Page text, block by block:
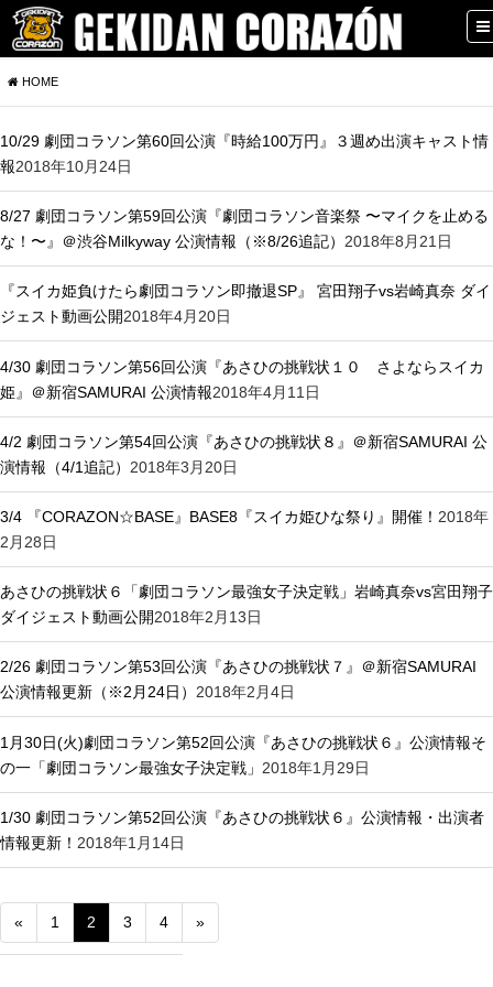
HOME
10/29 劇団コラソン第60回公演『時給100万円』３週め出演キャスト情
報2018年10月24日
8/27 劇団コラソン第59回公演『劇団コラソン音楽祭 〜マイクを止める
な！〜』＠渋谷Milkyway 公演情報（※8/26追記） 2018年8月21日
『スイカ姫負けたら劇団コラソン即撤退SP』 宮田翔子vs岩崎真奈 ダイ
ジェスト動画公開2018年4月20日
4/30 劇団コラソン第56回公演『あさひの挑戦状１０ さよならスイカ
姫』＠新宿SAMURAI 公演情報2018年4月11日
4/2 劇団コラソン第54回公演『あさひの挑戦状８』＠新宿SAMURAI 公
演情報（4/1追記） 2018年3月20日
3/4 『CORAZON☆BASE』BASE8『スイカ姫ひな祭り』開催！ 2018年
2月28日
あさひの挑戦状６「劇団コラソン最強女子決定戦」岩崎真奈vs宮田翔子
ダイジェスト動画公開2018年2月13日
2/26 劇団コラソン第53回公演『あさひの挑戦状７』＠新宿SAMURAI
公演情報更新（※2月24日） 2018年2月4日
1月30日(火)劇団コラソン第52回公演『あさひの挑戦状６』公演情報そ
の一「劇団コラソン最強女子決定戦」 2018年1月29日
1/30 劇団コラソン第52回公演『あさひの挑戦状６』公演情報・出演者
情報更新！ 2018年1月14日
« 1 2 3 4 »